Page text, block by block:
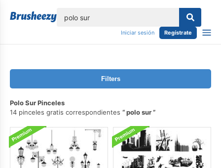
Iniciar sesión Regístrate
Filters
Polo Sur Pinceles
14 pinceles gratis correspondientes
polo sur